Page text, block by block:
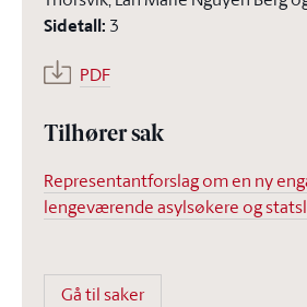
Sidetall: 3
PDF
Tilhører sak
Representantforslag om en ny
lengeværende asylsøkere og
Gå til saker